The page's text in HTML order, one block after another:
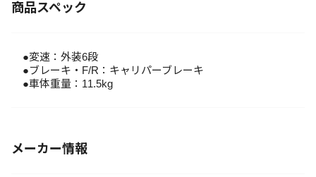
商品スペック
●変速：外装6段
●ブレーキ・F/R：キャリパーブレーキ
●車体重量：11.5kg
メーカー情報